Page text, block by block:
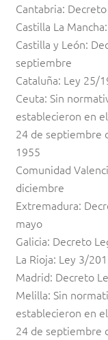
Cantabria:
Castilla La
Castilla y León:
septiembre
Cataluña: Ley 25/
Ceuta: Sin
establecieron en
24 de septiembre
1955
Comunidad
diciembre
Extremadura:
mayo
Galicia: Decreto
La Rioja: Ley 3/
Madrid: Decreto
Melilla: Sin
establecieron en
24 de septiembre